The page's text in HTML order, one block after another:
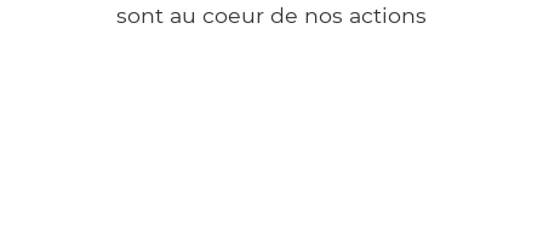
sont au coeur de nos actions